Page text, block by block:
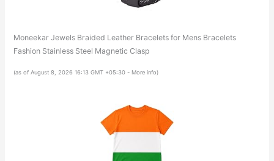
Moneekar Jewels Braided Leather Bracelets for Mens Bracelets
Fashion Stainless Steel Magnetic Clasp
(as of August 8, 2026 16:13 GMT +05:30 - More info)